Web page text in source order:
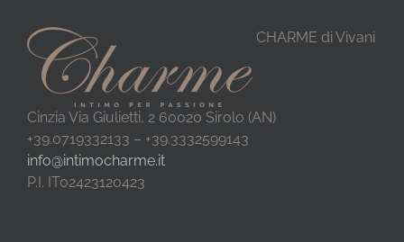
CHARME di Vivani
Cinzia Via Giulietti, 2 60020 Sirolo (AN)
+39.0719332133 – +39.3332599143
info@intimocharme.it
P.I. IT02423120423